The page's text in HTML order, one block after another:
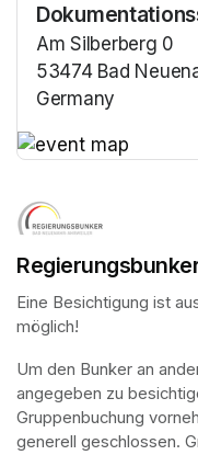
Am Silberberg 0
53474 Bad
Germany
Eine Besichtigung ist
möglich!
Um den Bunker an
angegeben zu
Gruppenbuchung
generell geschlossen.